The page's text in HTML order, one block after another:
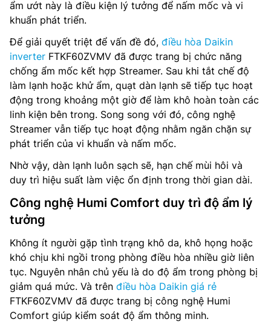
ẩm ướt này là điều kiện lý tưởng để nấm mốc và vi
khuẩn phát triển.
Để giải quyết triệt để vấn đề đó, điều hòa Daikin
inverter FTKF60ZVMV đã được trang bị chức năng
chống ẩm mốc kết hợp Streamer. Sau khi tắt chế độ
làm lạnh hoặc khử ẩm, quạt dàn lạnh sẽ tiếp tục hoạt
động trong khoảng một giờ để làm khô hoàn toàn các
linh kiện bên trong. Song song với đó, công nghệ
Streamer vẫn tiếp tục hoạt động nhằm ngăn chặn sự
phát triển của vi khuẩn và nấm mốc.
Nhờ vậy, dàn lạnh luôn sạch sẽ, hạn chế mùi hôi và
duy trì hiệu suất làm việc ổn định trong thời gian dài.
Công nghệ Humi Comfort duy trì độ ẩm lý
tưởng
Không ít người gặp tình trạng khô da, khô họng hoặc
khó chịu khi ngồi trong phòng điều hòa nhiều giờ liên
tục. Nguyên nhân chủ yếu là do độ ẩm trong phòng bị
giảm quá mức. Và trên điều hòa Daikin giá rẻ
FTKF60ZVMV đã được trang bị công nghệ Humi
Comfort giúp kiểm soát độ ẩm thông minh.